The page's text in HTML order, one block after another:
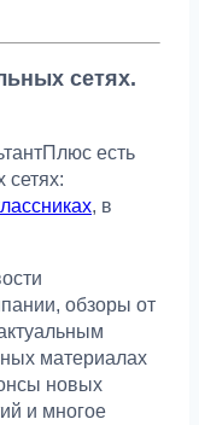
сетях.
есть
сетях:
, в
обзоры от
материалах
новых
и многое